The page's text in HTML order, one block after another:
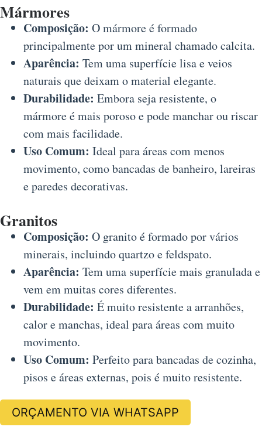
Mármores
Composição: O mármore é formado
principalmente por um mineral chamado calcita.
Aparência: Tem uma superfície lisa e veios
naturais que deixam o material elegante.
Durabilidade: Embora seja resistente, o
mármore é mais poroso e pode manchar ou riscar
com mais facilidade.
Uso Comum: Ideal para áreas com menos
movimento, como bancadas de banheiro, lareiras
e paredes decorativas.
Granitos
Composição: O granito é formado por vários
minerais, incluindo quartzo e feldspato.
Aparência: Tem uma superfície mais granulada e
vem em muitas cores diferentes.
Durabilidade: É muito resistente a arranhões,
calor e manchas, ideal para áreas com muito
movimento.
Uso Comum: Perfeito para bancadas de cozinha,
pisos e áreas externas, pois é muito resistente.
ORÇAMENTO VIA WHATSAPP